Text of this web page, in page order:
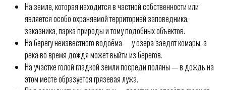
На земле, которая находится в частной собственности или
является особо охраняемой территорией заповедника,
заказника, парка природы и тому подобных объектов.
На берегу неизвестного водоёма — у озера заедят комары, а
река во время дождя может выйти из берегов.
На участке голой гладкой земли посреди поляны — в дождь на
этом месте образуется грязевая лужа.